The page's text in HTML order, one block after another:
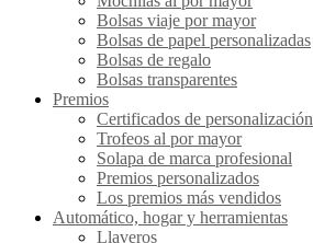
Bolsas viaje por mayor
Bolsas de papel personalizadas
Bolsas de regalo
Bolsas transparentes
Premios
Certificados de personalización
Trofeos al por mayor
Solapa de marca profesional
Premios personalizados
Los premios más vendidos
Automático, hogar y herramientas
Llaveros